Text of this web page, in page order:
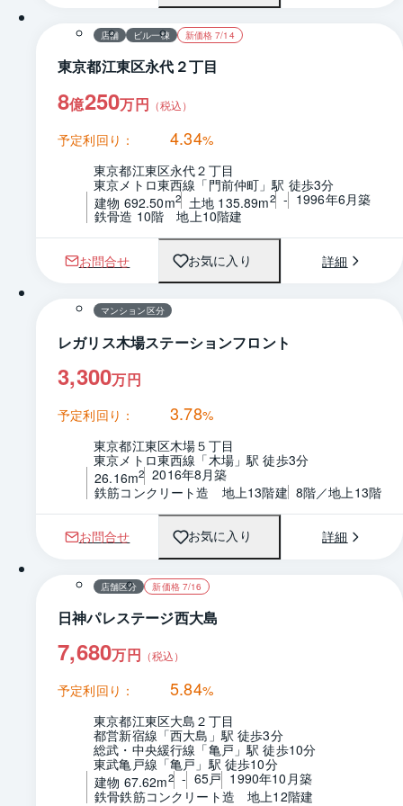
店舗 ビル一棟 新価格 7/14
東京都江東区永代２丁目
8億250万円 （税込）
予定利回り： 4.34%
東京都江東区永代２丁目
東京メトロ東西線「門前仲町」駅 徒歩3分
建物 692.50m2 土地 135.89m2 - 1996年6月築
鉄骨造 10階　地上10階建
お問合せ お気に入り 詳細
1 / 0 間取り
マンション区分
レガリス木場ステーションフロント
3,300万円
予定利回り： 3.78%
東京都江東区木場５丁目
東京メトロ東西線「木場」駅 徒歩3分
26.16m2 2016年8月築
鉄筋コンクリート造　地上13階建 8階／地上13階
お問合せ お気に入り 詳細
1 / 0 間取り
店舗区分 新価格 7/16
日神パレステージ西大島
7,680万円 （税込）
予定利回り： 5.84%
東京都江東区大島２丁目
都営新宿線「西大島」駅 徒歩3分
総武・中央緩行線「亀戸」駅 徒歩10分
東武亀戸線「亀戸」駅 徒歩10分
建物 67.62m2 - 65戸 1990年10月築
鉄骨鉄筋コンクリート造　地上12階建